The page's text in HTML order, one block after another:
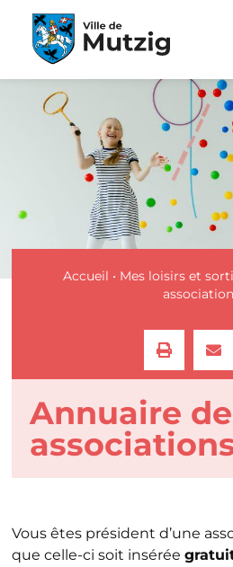
Accueil • Mes loisirs et
Annuaire
Vous êtes président d’une
que celle-ci soit insérée
Panneau de gestion des cookies